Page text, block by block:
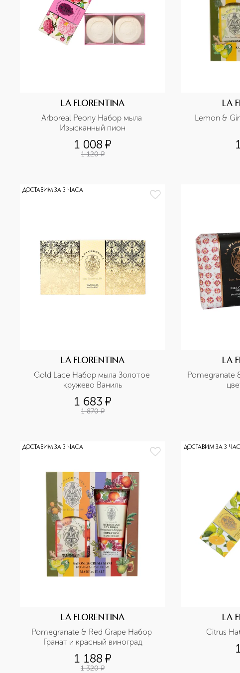
LA FLORENTINA
Arboreal Peony Набор мыла
Изысканный пион
1 008 ¤
1 120 ¤
LA
Lemon &
ДОСТАВИМ ЗА 3 ЧАСА
LA FLORENTINA
Gold Lace Набор мыла Золотое
кружево Ваниль
1 683 ¤
1 870 ¤
LA
Pomegranate
ДОСТАВИМ ЗА 3 ЧАСА
LA FLORENTINA
Pomegranate & Red Grape Набор
Гранат и красный виноград
1 188 ¤
1 320 ¤
ДОСТАВИМ ЗА 3
LA
Citrus